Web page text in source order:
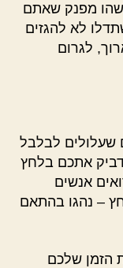
מפנק שאתם
לא להגזים
לגרום
שעלולים לבלבל
אתכם בלחץ
אנשים
– נהגו בהתאם
הזמן שלכם